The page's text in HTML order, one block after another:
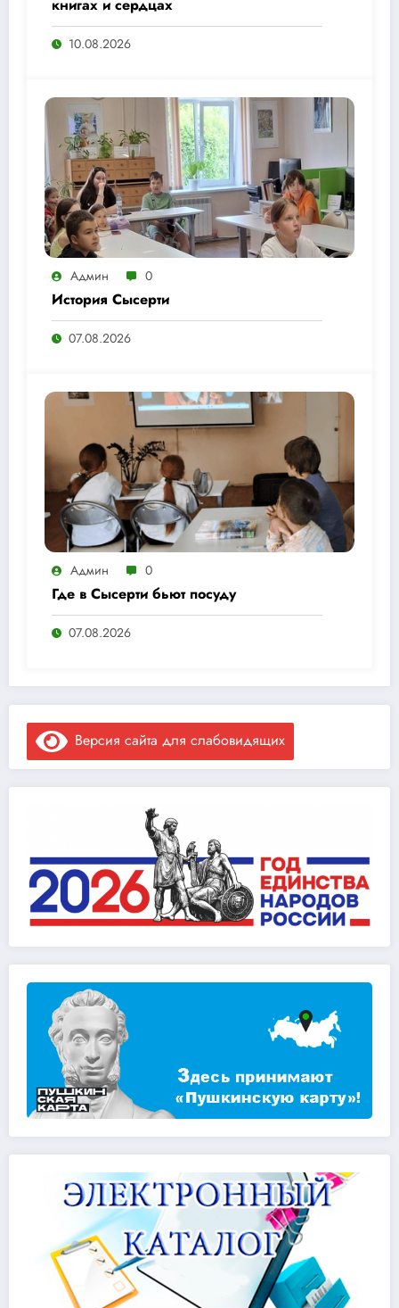
книгах и сердцах
10.08.2026
Админ 0
История Сысерти
07.08.2026
Админ 0
Где в Сысерти бьют посуду
07.08.2026
Версия сайта для слабовидящих